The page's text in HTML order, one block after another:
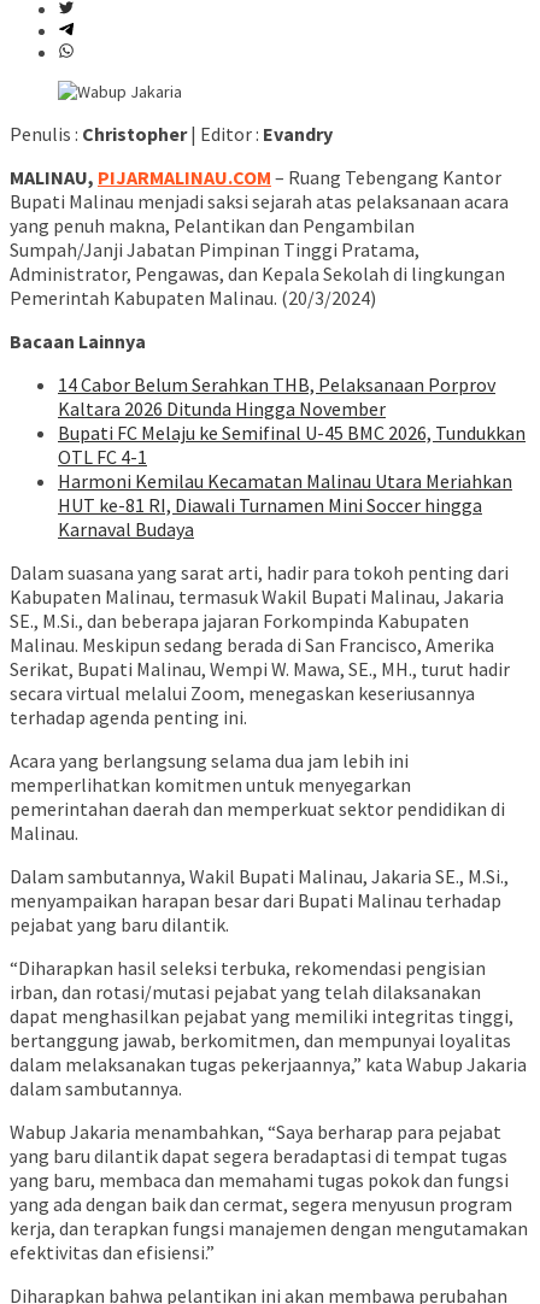
Penulis : Christopher| Editor : Evandry
MALINAU, PIJARMALINAU.COM – Ruang Tebengang Kantor
Bupati Malinau menjadi saksi sejarah atas pelaksanaan acara
yang penuh makna, Pelantikan dan Pengambilan
Sumpah/Janji Jabatan Pimpinan Tinggi Pratama,
Administrator, Pengawas, dan Kepala Sekolah di lingkungan
Pemerintah Kabupaten Malinau. (20/3/2024)
Bacaan Lainnya
14 Cabor Belum Serahkan THB, Pelaksanaan Porprov
Kaltara 2026 Ditunda Hingga November
Bupati FC Melaju ke Semifinal U-45 BMC 2026, Tundukkan
OTL FC 4-1
Harmoni Kemilau Kecamatan Malinau Utara Meriahkan
HUT ke-81 RI, Diawali Turnamen Mini Soccer hingga
Karnaval Budaya
Dalam suasana yang sarat arti, hadir para tokoh penting dari
Kabupaten Malinau, termasuk Wakil Bupati Malinau, Jakaria
SE., M.Si., dan beberapa jajaran Forkompinda Kabupaten
Malinau. Meskipun sedang berada di San Francisco, Amerika
Serikat, Bupati Malinau, Wempi W. Mawa, SE., MH., turut hadir
secara virtual melalui Zoom, menegaskan keseriusannya
terhadap agenda penting ini.
Acara yang berlangsung selama dua jam lebih ini
memperlihatkan komitmen untuk menyegarkan
pemerintahan daerah dan memperkuat sektor pendidikan di
Malinau.
Dalam sambutannya, Wakil Bupati Malinau, Jakaria SE., M.Si.,
menyampaikan harapan besar dari Bupati Malinau terhadap
pejabat yang baru dilantik.
“Diharapkan hasil seleksi terbuka, rekomendasi pengisian
irban, dan rotasi/mutasi pejabat yang telah dilaksanakan
dapat menghasilkan pejabat yang memiliki integritas tinggi,
bertanggung jawab, berkomitmen, dan mempunyai loyalitas
dalam melaksanakan tugas pekerjaannya,” kata Wabup Jakaria
dalam sambutannya.
Wabup Jakaria menambahkan, “Saya berharap para pejabat
yang baru dilantik dapat segera beradaptasi di tempat tugas
yang baru, membaca dan memahami tugas pokok dan fungsi
yang ada dengan baik dan cermat, segera menyusun program
kerja, dan terapkan fungsi manajemen dengan mengutamakan
efektivitas dan efisiensi.”
Diharapkan bahwa pelantikan ini akan membawa perubahan